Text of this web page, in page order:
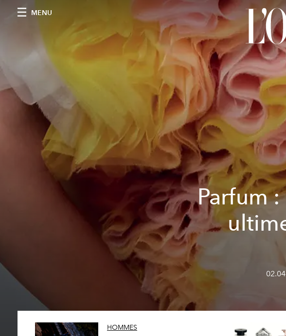
MENU
Parfum
HOMMES